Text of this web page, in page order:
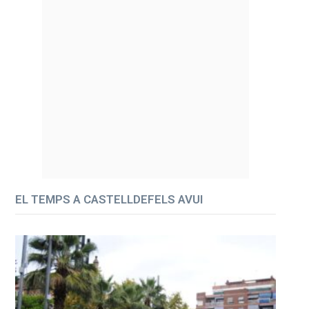
EL TEMPS A CASTELLDEFELS AVUI